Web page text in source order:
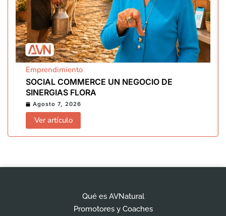
Emprendimiento
SOCIAL COMMERCE UN NEGOCIO DE
SINERGIAS FLORA
Agosto 7, 2026
Ver artículo
Qué es AVNatural
Promotores y Coaches